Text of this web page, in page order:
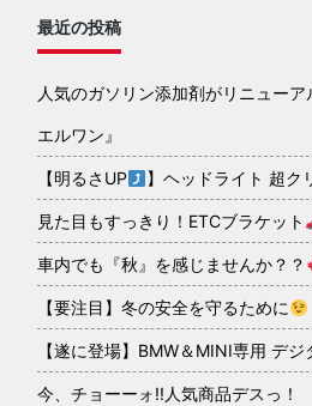
最近の投稿
人気のガソリン添加剤がリニュー
エルワン』
【明るさUP 】ヘッドライト 超ク
見た目もすっきり！ETCブラケット
車内でも『秋』を感じませんか？？
【要注目】冬の安全を守るために
【遂に登場】BMW＆MINI専用 デ
今、チョーーォ!!人気商品デスっ！